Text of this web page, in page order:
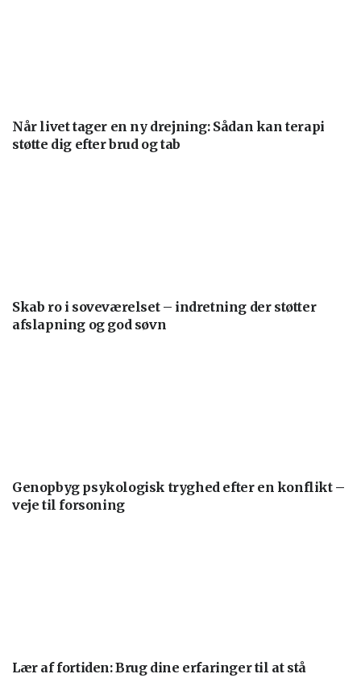
Når livet tager en ny drejning: Sådan kan terapi
støtte dig efter brud og tab
Skab ro i soveværelset – indretning der støtter
afslapning og god søvn
Genopbyg psykologisk tryghed efter en konflikt –
veje til forsoning
Lær af fortiden: Brug dine erfaringer til at stå